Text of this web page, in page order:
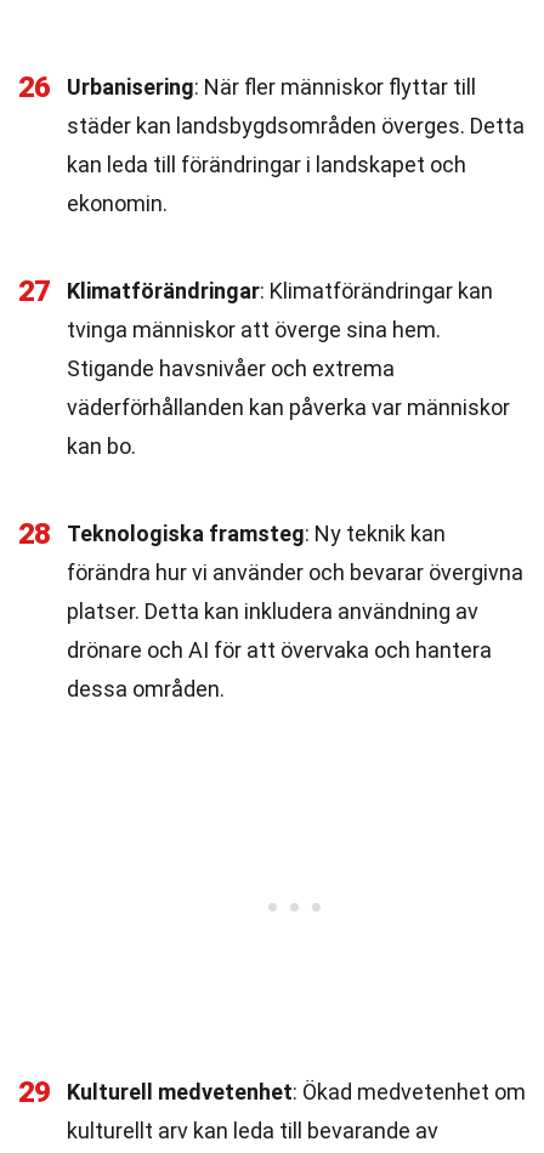
26 Urbanisering: När fler människor flyttar till
städer kan landsbygdsområden överges. Detta
kan leda till förändringar i landskapet och
ekonomin.
27 Klimatförändringar: Klimatförändringar kan
tvinga människor att överge sina hem.
Stigande havsnivåer och extrema
väderförhållanden kan påverka var människor
kan bo.
28 Teknologiska framsteg: Ny teknik kan
förändra hur vi använder och bevarar övergivna
platser. Detta kan inkludera användning av
drönare och AI för att övervaka och hantera
dessa områden.
29 Kulturell medvetenhet: Ökad medvetenhet om
kulturellt arv kan leda till bevarande av